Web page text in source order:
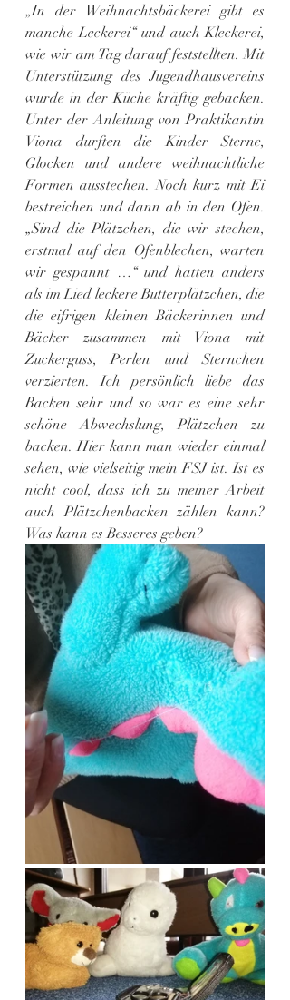
„In der Weihnachtsbäckerei gibt es
manche Leckerei“ und auch Kleckerei,
wie wir am Tag darauf feststellten. Mit
Unterstützung des Jugendhausvereins
wurde in der Küche kräftig gebacken.
Unter der Anleitung von Praktikantin
Viona durften die Kinder Sterne,
Glocken und andere weihnachtliche
Formen ausstechen. Noch kurz mit Ei
bestreichen und dann ab in den Ofen.
„Sind die Plätzchen, die wir stechen,
erstmal auf den Ofenblechen, warten
wir gespannt …“ und hatten anders
als im Lied leckere Butterplätzchen, die
die eifrigen kleinen Bäckerinnen und
Bäcker zusammen mit Viona mit
Zuckerguss, Perlen und Sternchen
verzierten. Ich persönlich liebe das
Backen sehr und so war es eine sehr
schöne Abwechslung, Plätzchen zu
backen. Hier kann man wieder einmal
sehen, wie vielseitig mein FSJ ist. Ist es
nicht cool, dass ich zu meiner Arbeit
auch Plätzchenbacken zählen kann?
Was kann es Besseres geben?